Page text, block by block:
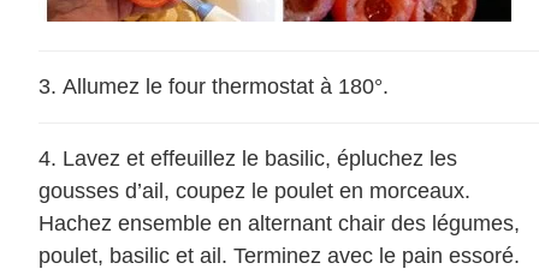
Allumez le four thermostat à 180°.
Lavez et effeuillez le basilic, épluchez les
gousses d’ail, coupez le poulet en morceaux.
Hachez ensemble en alternant chair des légumes,
poulet, basilic et ail. Terminez avec le pain essoré.